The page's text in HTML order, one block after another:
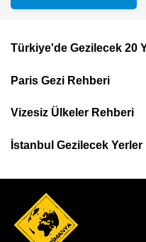
Footer
Top
Menu
Türkiye'de Gezilecek 20
Paris Gezi Rehberi
Vizesiz Ülkeler Rehberi
İstanbul Gezilecek Yerler